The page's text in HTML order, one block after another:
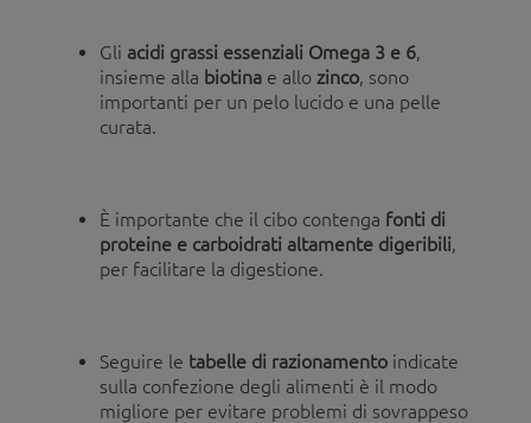
Gli acidi grassi essenziali Omega 3 e 6,
insieme alla biotina e allo zinco, sono
importanti per un pelo lucido e una pelle
curata.
È importante che il cibo contenga fonti di
proteine e carboidrati altamente digeribili,
per facilitare la digestione.
Seguire le tabelle di razionamento indicate
sulla confezione degli alimenti è il modo
migliore per evitare problemi di sovrappeso